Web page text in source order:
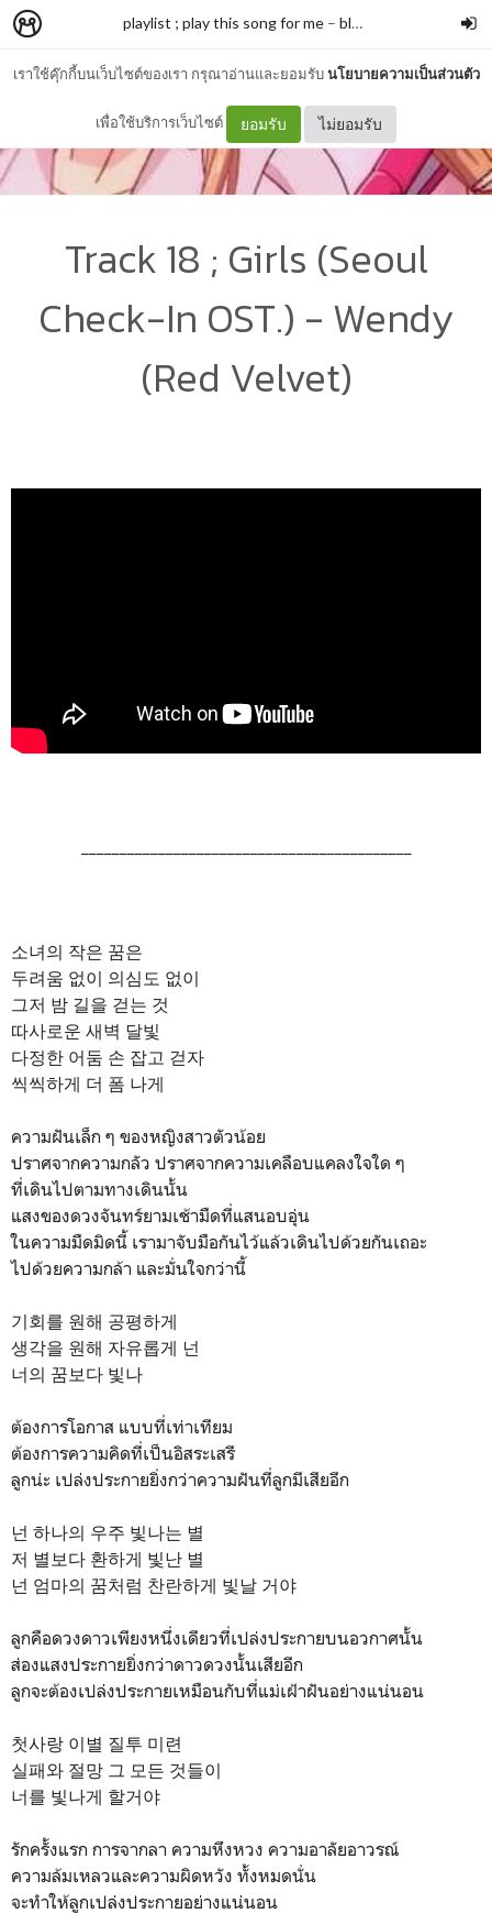
เราใช้คุ๊กกี้บนเว็บไซต์ของเรา กรุณาอ่านและยอมรับนโยบายความเป็นส่วนตัว
เพื่อใช้บริการเว็บไซต์ ยอมรับ ไม่ยอมรับ
playlist ; play this song for me – bluelemonade
Track 18 ; Girls (Seoul
Check-In OST.) - Wendy
(Red Velvet)
소녀의 작은 꿈은
두려움 없이 의심도 없이
그저 밤 길을 걷는 것
따사로운 새벽 달빛
다정한 어둠 손 잡고 걷자
씩씩하게 더 폼 나게
ความฝันเล็ก ๆ ของหญิงสาวตัวน้อย
ปราศจากความกลัว ปราศจากความเคลือบแคลงใจใด ๆ
ที่เดินไปตามทางเดินนั้น
แสงของดวงจันทร์ยามเช้ามืดที่แสนอบอุ่น
ในความมืดมิดนี้ เรามาจับมือกันไว้แล้วเดินไปด้วยกันเถอะ
ไปด้วยความกล้า และมั่นใจกว่านี้
기회를 원해 공평하게
생각을 원해 자유롭게 넌
너의 꿈보다 빛나
ต้องการโอกาส แบบที่เท่าเทียม
ต้องการความคิดที่เป็นอิสระเสรี
ลูกน่ะ เปล่งประกายยิ่งกว่าความฝันที่ลูกมีเสียอีก
넌 하나의 우주 빛나는 별
저 별보다 환하게 빛난 별
넌 엄마의 꿈처럼 찬란하게 빛날 거야
ลูกคือดวงดาวเพียงหนึ่งเดียวที่เปล่งประกายบนอวกาศนั้น
ส่องแสงประกายยิ่งกว่าดาวดวงนั้นเสียอีก
ลูกจะต้องเปล่งประกายเหมือนกับที่แม่เฝ้าฝันอย่างแน่นอน
첫사랑 이별 질투 미련
실패와 절망 그 모든 것들이
너를 빛나게 할거야
รักครั้งแรก การจากลา ความหึงหวง ความอาลัยอาวรณ์
ความล้มเหลวและความผิดหวัง ทั้งหมดนั่น
จะทำให้ลูกเปล่งประกายอย่างแน่นอน